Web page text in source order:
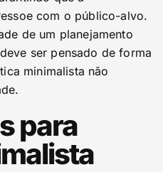
com o público-alvo.
de um planejamento
ser pensado de forma
minimalista não
para